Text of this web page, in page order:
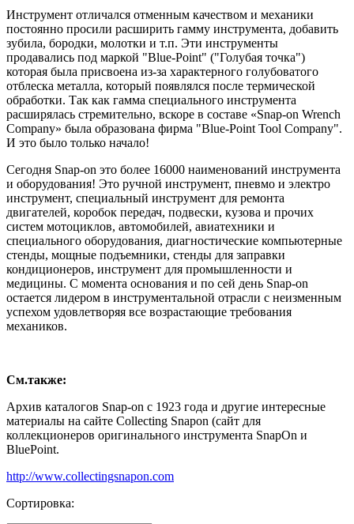
Инструмент отличался отменным качеством и механики
постоянно просили расширить гамму инструмента, добавить
зубила, бородки, молотки и т.п. Эти инструменты
продавались под маркой "Blue-Point" ("Голубая точка")
которая была присвоена из-за характерного голубоватого
отблеска металла, который появлялся после термической
обработки. Так как гамма специального инструмента
расширялась стремительно, вскоре в составе «Snap-on Wrench
Company» была образована фирма "Blue-Point Tool Company".
И это было только начало!
Сегодня Snap-on это более 16000 наименований инструмента
и оборудования! Это ручной инструмент, пневмо и электро
инструмент, специальный инструмент для ремонта
двигателей, коробок передач, подвески, кузова и прочих
систем мотоциклов, автомобилей, авиатехники и
специального оборудования, диагностические компьютерные
стенды, мощные подъемники, стенды для заправки
кондиционеров, инструмент для промышленности и
медицины. С момента основания и по сей день Snap-on
остается лидером в инструментальной отрасли с неизменным
успехом удовлетворяя все возрастающие требования
механиков.
См.также:
Архив каталогов Snap-on с 1923 года и другие интересные
материалы на сайте Collecting Snapon (сайт для
коллекционеров оригинального инструмента SnapOn и
BluePoint.
http://www.collectingsnapon.com
Сортировка: